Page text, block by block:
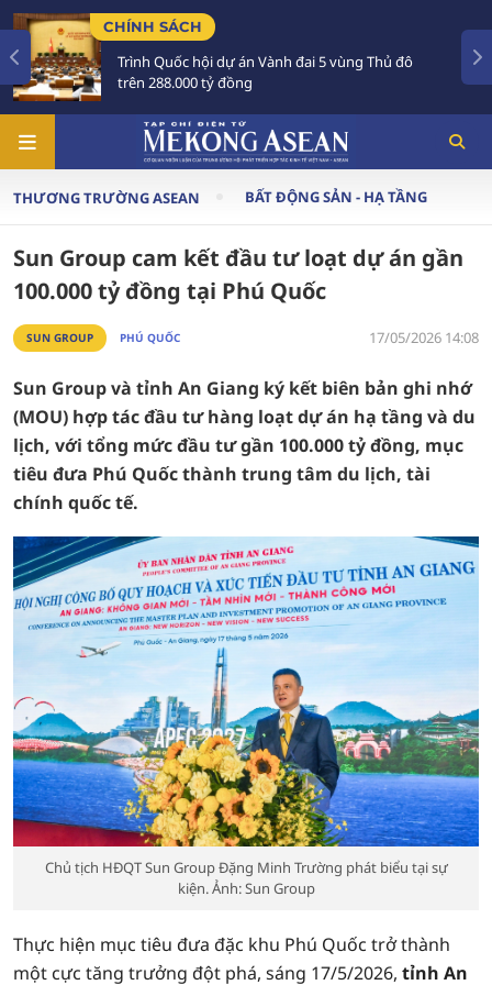
CHÍNH SÁCH
Trình Quốc hội dự án Vành đai 5 vùng Thủ đô
trên 288.000 tỷ đồng
THƯƠNG TRƯỜNG ASEAN BẤT ĐỘNG SẢN - HẠ TẦNG
Sun Group cam kết đầu tư loạt dự án gần
100.000 tỷ đồng tại Phú Quốc
SUN GROUP PHÚ QUỐC 17/05/2026 14:08
Sun Group và tỉnh An Giang ký kết biên bản ghi nhớ
(MOU) hợp tác đầu tư hàng loạt dự án hạ tầng và du
lịch, với tổng mức đầu tư gần 100.000 tỷ đồng, mục
tiêu đưa Phú Quốc thành trung tâm du lịch, tài
chính quốc tế.
Chủ tịch HĐQT Sun Group Đặng Minh Trường phát biểu tại sự
kiện. Ảnh: Sun Group
Thực hiện mục tiêu đưa đặc khu Phú Quốc trở thành
một cực tăng trưởng đột phá, sáng 17/5/2026, tỉnh An